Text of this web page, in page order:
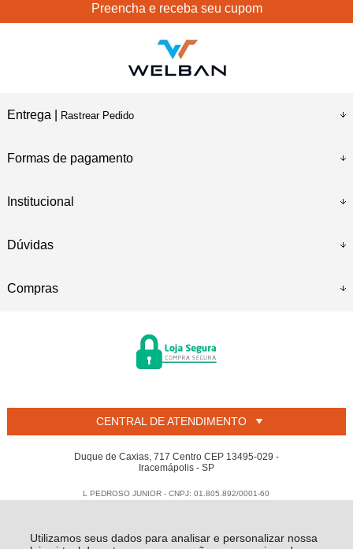
Utilizamos seus dados para analisar e personalizar nossa
Preencha e receba seu cupom
Entrega | Rastrear Pedido
Formas de pagamento
Institucional
Dúvidas
Compras
CENTRAL DE ATENDIMENTO
Duque de Caxias, 717 Centro CEP 13495-029 -
Iracemápolis - SP
L PEDROSO JUNIOR - CNPJ: 01.805.892/0001-60